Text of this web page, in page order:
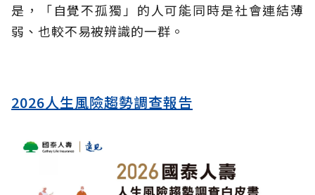
是，「自覺不孤獨」的人可能同時是社會連結薄
弱、也較不易被辨識的一群。
2026人生風險趨勢調查報告